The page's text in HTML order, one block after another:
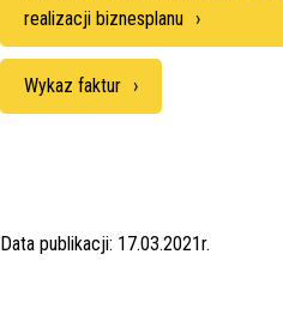
realizacji biznesplanu
Wykaz faktur
Data publikacji: 17.03.2021r.